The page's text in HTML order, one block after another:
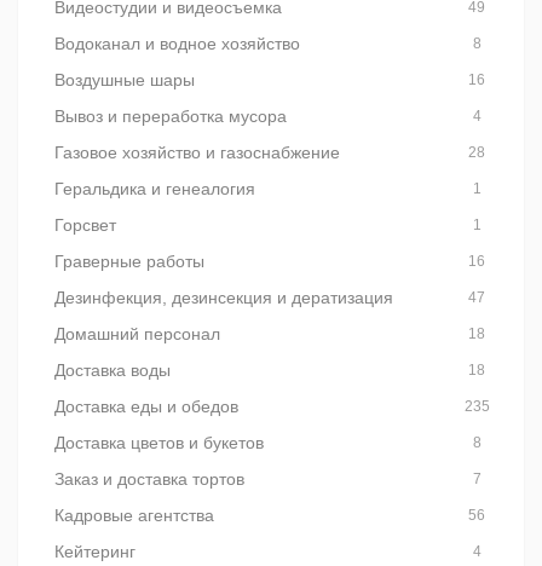
Видеостудии и видеосъемка 49
Водоканал и водное хозяйство 8
Воздушные шары 16
Вывоз и переработка мусора 4
Газовое хозяйство и газоснабжение 28
Геральдика и генеалогия 1
Горсвет 1
Граверные работы 16
Дезинфекция, дезинсекция и дератизация 47
Домашний персонал 18
Доставка воды 18
Доставка еды и обедов 235
Доставка цветов и букетов 8
Заказ и доставка тортов 7
Кадровые агентства 56
Кейтеринг 4